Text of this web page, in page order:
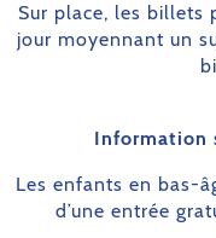
Sur place, les billets
jour moyennant un
Information
Les enfants en bas-
d’une entrée